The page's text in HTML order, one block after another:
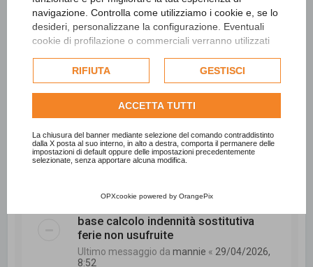
navigazione. Controlla come utilizziamo i cookie e, se lo
desideri, personalizzane la configurazione. Eventuali
cookie di profilazione o commerciali verranno utilizzati
dell'utente e, se consentito, potrebbero essere utilizzati
per personalizzare gli annunci pubblicitari. Per ulteriori
informazioni su come Google utilizza i dati raccolti,
politica sulla privacy di Google
Consulta l'informativa cookie completa.
RIFIUTA GESTISCI
ACCETTA TUTTI
La chiusura del banner mediante selezione del comando contraddistinto
dalla X posta al suo interno, in alto a destra, comporta il permanere delle
impostazioni di default oppure delle impostazioni precedentemente
selezionate, senza apportare alcuna modifica.
OPXcookie powered by OrangePix
Ultimo messaggio daCCC«15/05/2026, 9:11
Inviato inPersonale
La digitalizzazione negli enti locali sta
davvero aiutando?
Ultimo messaggio dasonal2789«
08/05/2026, 7:52
INPS - Richiesta di interessi di rivalsa.
Ultimo messaggio datrombetta
base calcolo indennità sostitutiva
ferie non usufruite
Ultimo messaggio damannie « 29/04/2026,
8:52